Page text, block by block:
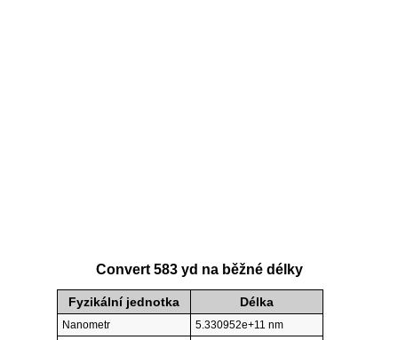
Convert 583 yd na běžné délky
Fyzikální jednotka Délka
Nanometr
5.330952e+11 nm